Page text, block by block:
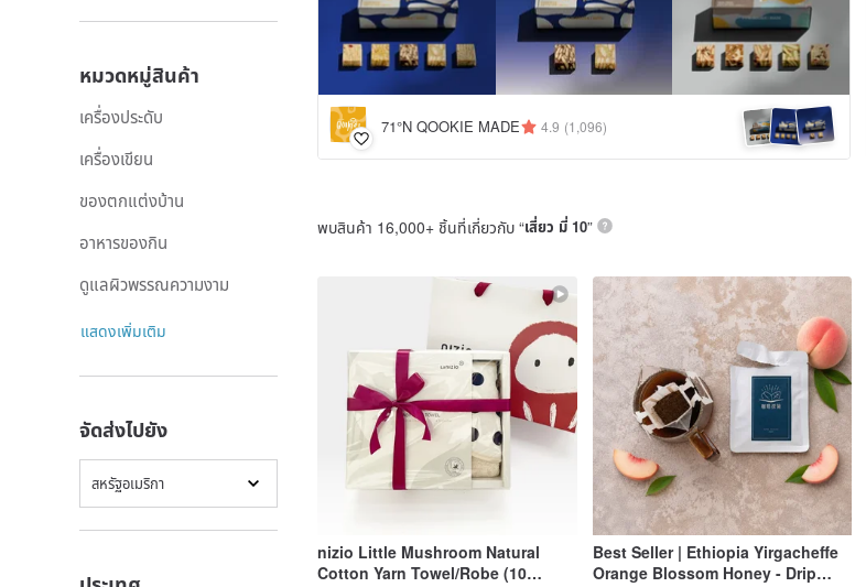
หมวดหมู่สินค้า
เครื่องประดับ
เครื่องเขียน
ของตกแต่งบ้าน
อาหารของกิน
ดูแลผิวพรรณความงาม
แสดงเพิ่มเติม
จัดส่งไปยัง
สหรัฐอเมริกา
71°N QOOKIE MADE 4.9 (1,096)
พบสินค้า 16,000+ ชิ้นที่เกี่ยวกับ “เสี่ยว มี่ 10”
nizio Little Mushroom Natural
Cotton Yarn Towel/Robe (10
Best Seller | Ethiopia Yirgacheffe
Orange Blossom Honey - Drip